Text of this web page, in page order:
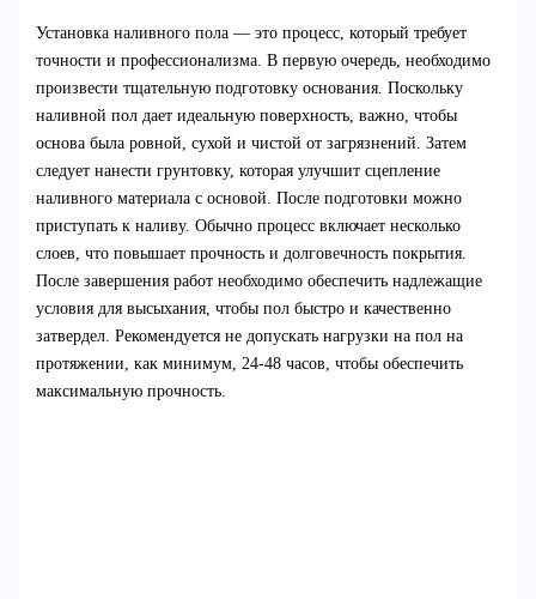
Установка наливного пола — это процесс, который требует
точности и профессионализма. В первую очередь, необходимо
произвести тщательную подготовку основания. Поскольку
наливной пол дает идеальную поверхность, важно, чтобы
основа была ровной, сухой и чистой от загрязнений. Затем
следует нанести грунтовку, которая улучшит сцепление
наливного материала с основой. После подготовки можно
приступать к наливу. Обычно процесс включает несколько
слоев, что повышает прочность и долговечность покрытия.
После завершения работ необходимо обеспечить надлежащие
условия для высыхания, чтобы пол быстро и качественно
затвердел. Рекомендуется не допускать нагрузки на пол на
протяжении, как минимум, 24-48 часов, чтобы обеспечить
максимальную прочность.